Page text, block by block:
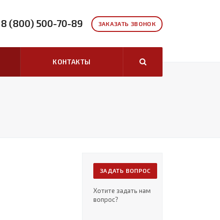
ЗАКАЗАТЬ ЗВОНОК
8 (800) 500-70-89
КОНТАКТЫ
ЗАДАТЬ ВОПРОС
Хотите задать нам
вопрос?